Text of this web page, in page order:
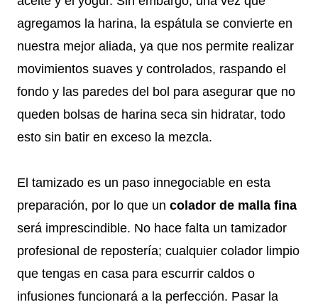
agregamos la harina, la espátula se convierte en
nuestra mejor aliada, ya que nos permite realizar
movimientos suaves y controlados, raspando el
fondo y las paredes del bol para asegurar que no
queden bolsas de harina seca sin hidratar, todo
esto sin batir en exceso la mezcla.
El tamizado es un paso innegociable en esta
preparación, por lo que un colador de malla fina
será imprescindible. No hace falta un tamizador
profesional de repostería; cualquier colador limpio
que tengas en casa para escurrir caldos o
infusiones funcionará a la perfección. Pasar la